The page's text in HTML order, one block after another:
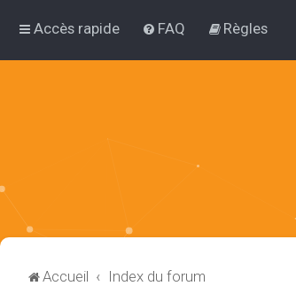
Accès rapide FAQ Règles
Accueil Index du forum